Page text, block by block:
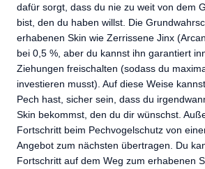
dafür sorgt, dass du nie zu weit von dem
bist, den du haben willst. Die
erhabenen Skin wie Zerrissene Jinx
bei 0,5 %, aber du kannst ihn garantiert
Ziehungen freischalten (sodass du
investieren musst). Auf diese Weise
Pech hast, sicher sein, dass du
Skin bekommst, den du dir wünschst.
Fortschritt beim Pechvogelschutz von
Angebot zum nächsten übertragen. Du
Fortschritt auf dem Weg zum erhabenen